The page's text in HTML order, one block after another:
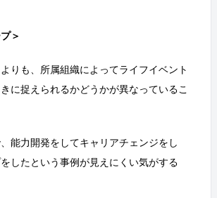
＞
りも、所属組織によってライフイベント
に捉えられるかどうかが異なっているこ
能力開発をしてキャリアチェンジをし
したという事例が見えにくい気がする